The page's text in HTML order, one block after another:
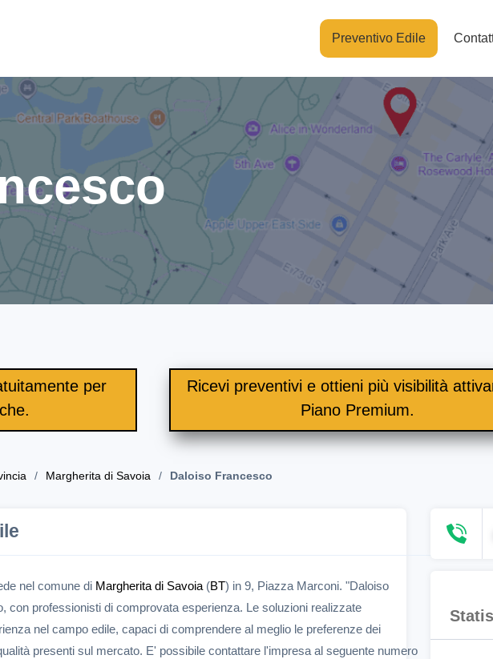
Preventivo Edile
per
Ricevi preventivi e ottieni più visibilità
Piano Premium.
Margherita di Savoia Daloiso Francesco
nel comune di Margherita di Savoia (BT) in 9, Piazza Marconi. "Daloiso
con professionisti di comprovata esperienza. Le soluzioni realizzate
nel campo edile, capaci di comprendere al meglio le preferenze dei
presenti sul mercato. E' possibile contattare l'impresa al seguente numero